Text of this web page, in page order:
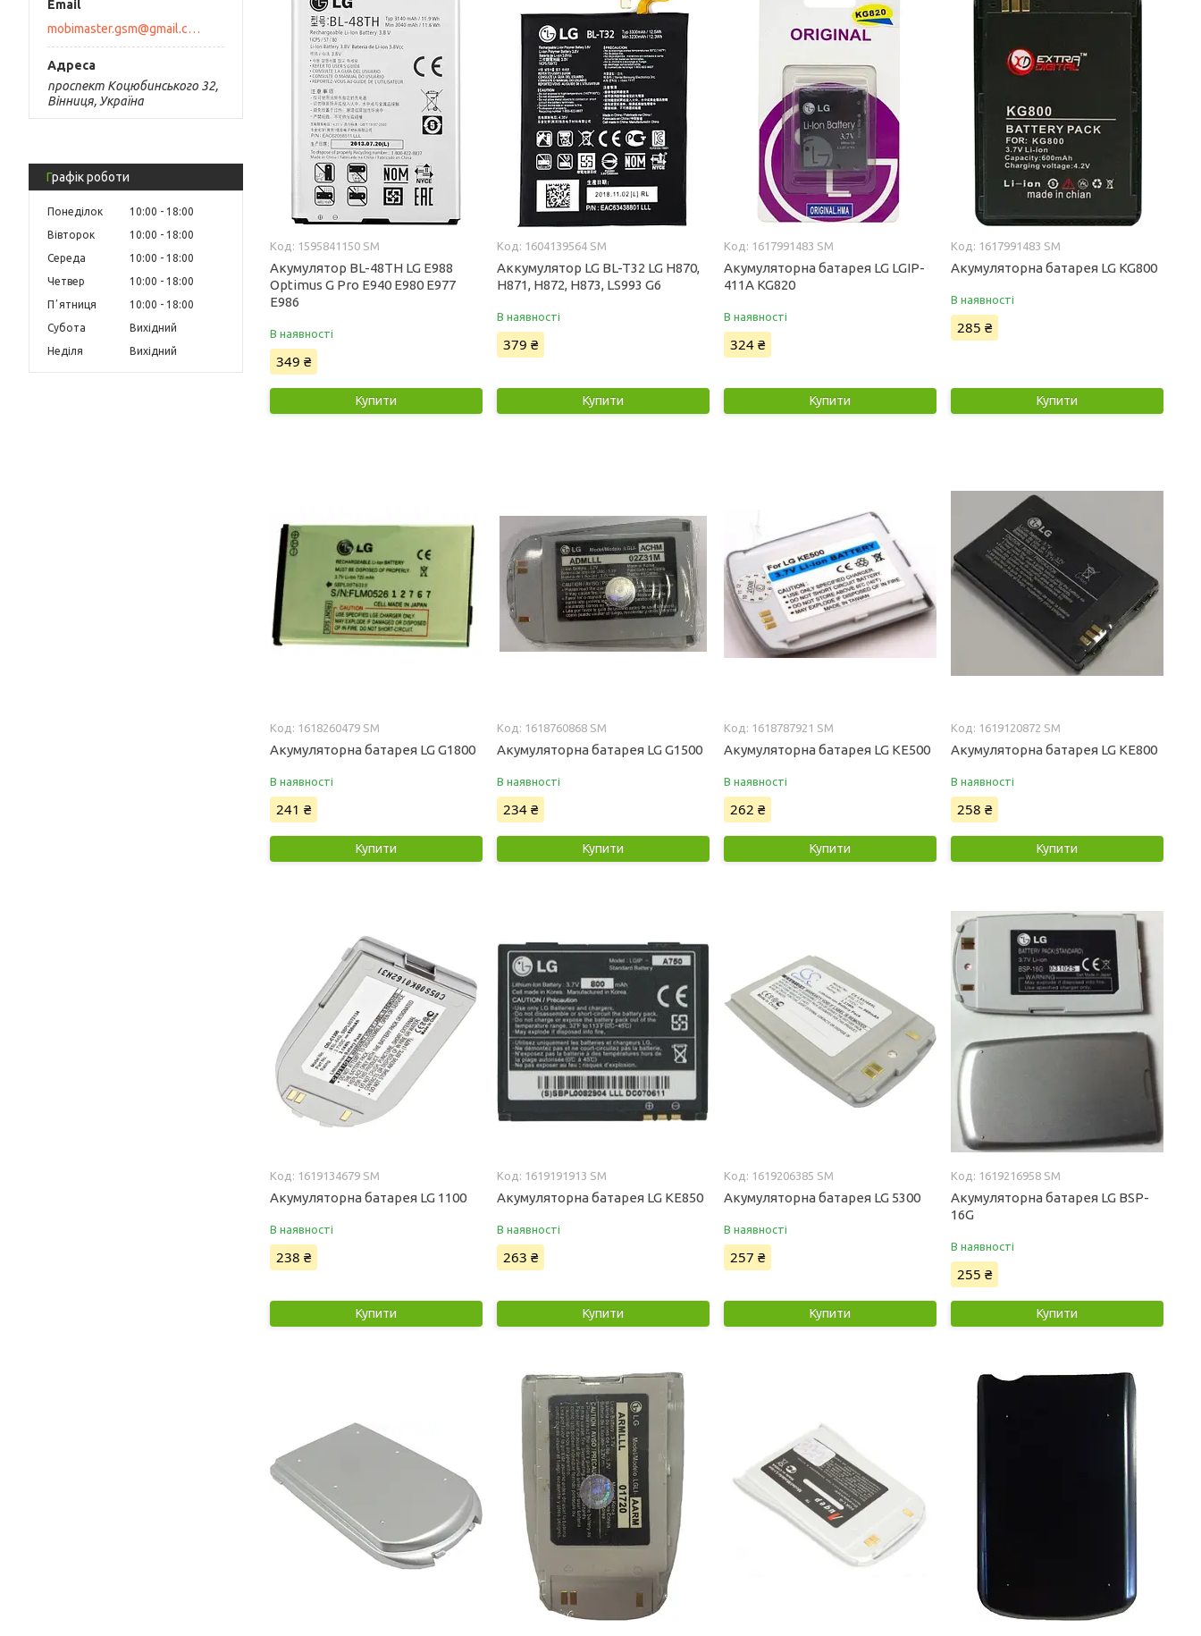
mobimaster.gsm@gmail.com
проспект Коцюбинського 32,
Вінниця, Україна
Графік роботи
Понеділок 10:00
18:00
Вівторок
10:00
18:00
Середа
10:00
18:00
Четвер
10:00
18:00
Пʼятниця
10:00
18:00
Субота
Вихідний
Неділя
Вихідний
1595841150 SM
Акумулятор BL-48TH LG E988
Optimus G Pro E940 E980 E977
E986
В наявності
349 ₴
Купити
1604139564 SM
Аккумулятор LG BL-T32 LG H870,
H871, H872, H873, LS993 G6
В наявності
379 ₴
Купити
1617991483 SM
Акумуляторна батарея LG LGIP-
411A KG820
В наявності
324 ₴
Купити
1617991483 SM
Акумуляторна батарея LG KG800
В наявності
285 ₴
Купити
1618260479 SM
Акумуляторна батарея LG G1800
В наявності
241 ₴
Купити
1618760868 SM
Акумуляторна батарея LG G1500
В наявності
234 ₴
Купити
1618787921 SM
Акумуляторна батарея LG KE500
В наявності
262 ₴
Купити
1619120872 SM
Акумуляторна батарея LG KE800
В наявності
258 ₴
Купити
1619134679 SM
Акумуляторна батарея LG 1100
В наявності
238 ₴
Купити
1619191913 SM
Акумуляторна батарея LG KE850
В наявності
263 ₴
Купити
1619206385 SM
Акумуляторна батарея LG 5300
В наявності
257 ₴
Купити
1619216958 SM
Акумуляторна батарея LG BSP-
16G
В наявності
255 ₴
Купити